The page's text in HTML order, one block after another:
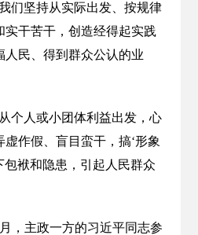
们坚持从实际出发、按规律
实干苦干，创造经得起实践
人民、得到群众公认的业
个人或小团体利益出发，心
作假、盲目蛮干，搞‘形象
包袱和隐患，引起人民群众
，主政一方的习近平同志参